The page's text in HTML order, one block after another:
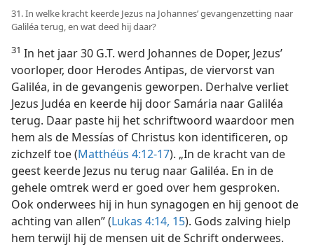
31. In welke kracht keerde Jezus na Johannes’ gevangenzetting naar
Galiléa terug, en wat deed hij daar?
31 In het jaar 30 G.T. werd Johannes de Doper, Jezus’
voorloper, door Herodes Antipas, de viervorst van
Galiléa, in de gevangenis geworpen. Derhalve verliet
Jezus Judéa en keerde hij door Samária naar Galiléa
terug. Daar paste hij het schriftwoord waardoor men
hem als de Messías of Christus kon identificeren, op
zichzelf toe (Matthéüs 4:12-17). „In de kracht van de
geest keerde Jezus nu terug naar Galiléa. En in de
gehele omtrek werd er goed over hem gesproken.
Ook onderwees hij in hun synagogen en hij genoot de
achting van allen” (Lukas 4:14, 15). Gods zalving hielp
hem terwijl hij de mensen uit de Schrift onderwees.